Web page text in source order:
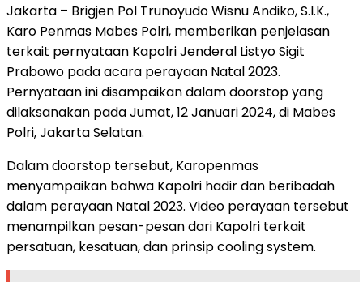
Jakarta – Brigjen Pol Trunoyudo Wisnu Andiko, S.I.K.,
Karo Penmas Mabes Polri, memberikan penjelasan
terkait pernyataan Kapolri Jenderal Listyo Sigit
Prabowo pada acara perayaan Natal 2023.
Pernyataan ini disampaikan dalam doorstop yang
dilaksanakan pada Jumat, 12 Januari 2024, di Mabes
Polri, Jakarta Selatan.
Dalam doorstop tersebut, Karopenmas
menyampaikan bahwa Kapolri hadir dan beribadah
dalam perayaan Natal 2023. Video perayaan tersebut
menampilkan pesan-pesan dari Kapolri terkait
persatuan, kesatuan, dan prinsip cooling system.